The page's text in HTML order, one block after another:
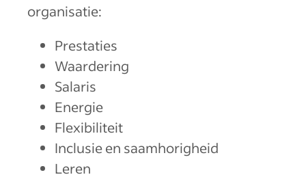
organisatie:
Prestaties
Waardering
Salaris
Energie
Flexibiliteit
Inclusie en saamhorigheid
Leren